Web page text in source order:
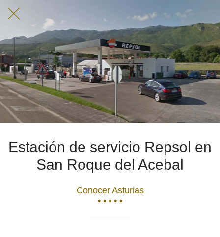
Estación de servicio Repsol en
San Roque del Acebal
Conocer Asturias
• • • • •